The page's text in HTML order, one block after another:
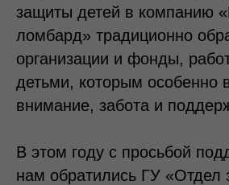
защиты детей в компанию
ломбард» традиционно
организации и фонды,
детьми, которым особенно
внимание, забота и
В этом году с просьбой
нам обратились ГУ «Отдел